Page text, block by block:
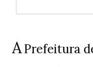
APrefeitura